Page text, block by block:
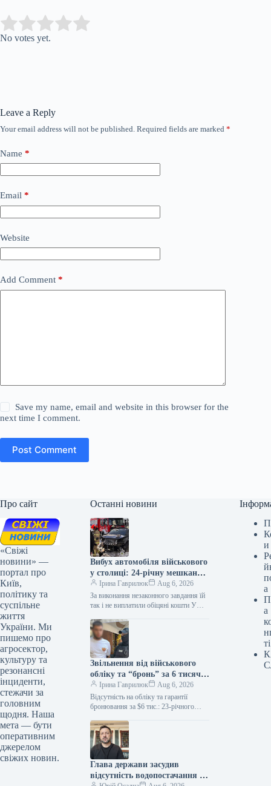
Rate this item:
No votes yet.
Leave a Reply
Your email address will not be published. Required fields are marked *
Name *
Email *
Website
Add Comment *
Save my name, email and website in this browser for the
next time I comment.
Post Comment
Про сайт
«Свіжі
новини» —
портал про
Київ,
політику та
суспільне
життя
України. Ми
пишемо про
агросектор,
культуру та
резонансні
інциденти,
стежачи за
головним
щодня. Наша
мета — бути
оперативним
джерелом
свіжих новин.
Останні новини
Вибух автомобіля військового
у столиці: 24-річну мешканку
Києва засуджено на дев’ять
років позбавлення волі
Ірина Гаврилюк
Aug 6, 2026
За виконання незаконного завдання їй
так і не виплатили обіцяні кошти У
столиці було оголошено вирок 24-
річній…
Звільнення від військового
обліку та “бронь” за 6 тисяч
доларів: 23-річний киянин
став підозрюваним
Ірина Гаврилюк
Aug 6, 2026
Відсутність на обліку та гарантії
бронювання за $6 тис.: 23-річного
шахрайстві Зловмисник пропонував
своєму «клієнту» працевлаштування…
Глава держави засудив
відсутність водопостачання в
и
а
а
ті